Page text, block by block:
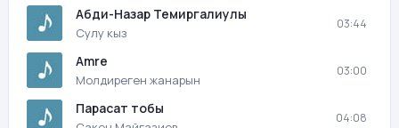
Абди-Назар Темиргалиулы
Сулу кыз
03:44
Amre
Молдиреген жанарын
03:00
Парасат тобы
04:08